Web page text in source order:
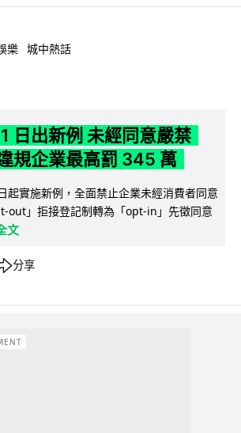
樂 城中熱話
日出新例 未經同意嚴禁
規企業最高罰 345 萬
起實施新例，全面禁止企業未經消費者同意
out」拒接登記制轉為「opt-in」先徵同意
文
分享